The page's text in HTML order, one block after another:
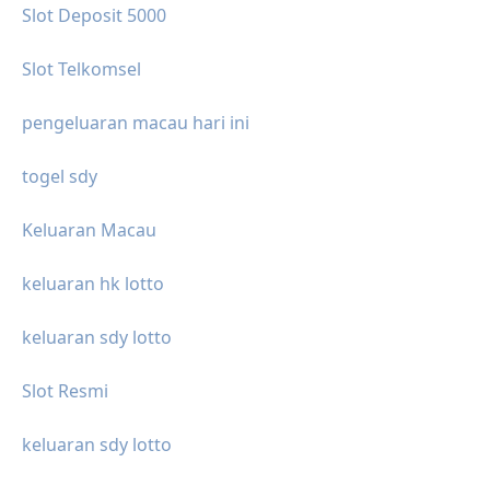
Slot Deposit 5000
Slot Telkomsel
pengeluaran macau hari ini
togel sdy
Keluaran Macau
keluaran hk lotto
keluaran sdy lotto
Slot Resmi
keluaran sdy lotto